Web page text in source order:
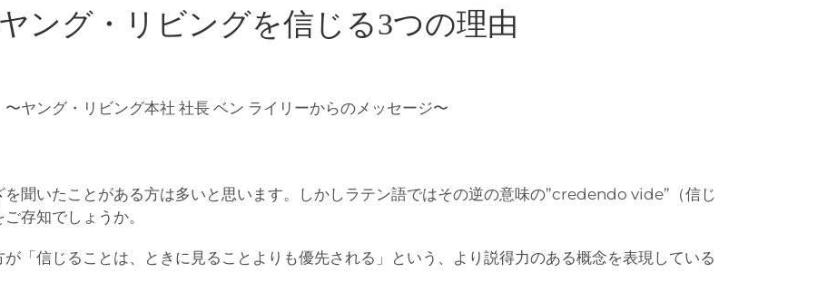
ング・リビングを信じる3つの理由
〜ヤング・リビング本社 社長 ベン ライリーからのメッセージ〜
を聞いたことがある方は多いと思います。しかしラテン語ではその逆の意味の”credendo vide”（信じ
存知でしょうか。
「信じることは、ときに見ることよりも優先される」という、より説得力のある概念を表現している